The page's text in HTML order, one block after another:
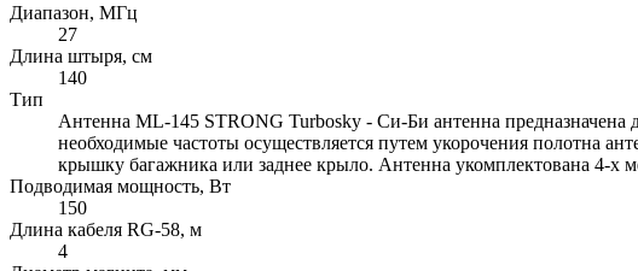
Диапазон, МГц
27
Длина штыря, см
140
Тип
Антенна ML-145 STRONG Turbosky - Си-Би антенна
необходимые частоты осуществляется путем укорочения полотна
крышку багажника или заднее крыло. Антенна укомплектована 4-х
Подводимая мощность, Вт
150
Длина кабеля RG-58, м
4